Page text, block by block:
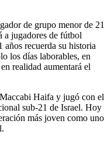
de grupo menor de 21
a jugadores de fútbol
años recuerda su historia
los días laborables, en
realidad aumentará el
Haifa y jugó con el
sub-21 de Israel. Hoy
más joven como uno